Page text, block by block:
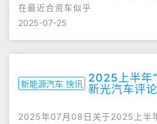
在最近合资车似乎
2025-07-25
新能源汽车 快讯 2025上半年
新光汽车评论
2025年07月08日关于2025上半